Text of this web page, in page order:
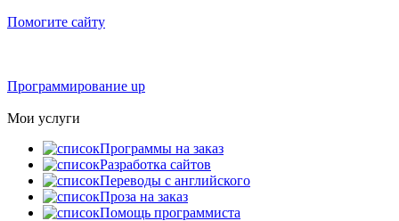
Помогите сайту
Программирование up
Мои услуги
Программы на заказ
Разработка сайтов
Переводы с английского
Проза на заказ
Помощь программиста